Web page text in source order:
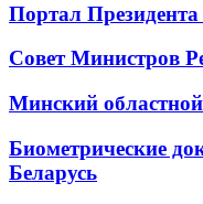
Портал
Совет Министров
Минский
Биометрические
Беларусь